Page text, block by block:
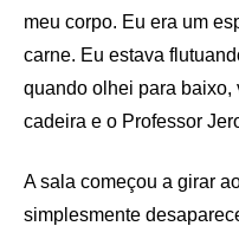
meu corpo. Eu era um
carne. Eu estava
quando olhei para baixo,
cadeira e o Professor
A sala começou a girar
simplesmente